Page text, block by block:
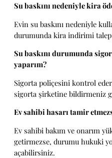
Su baskını nedeniyle kira
Evin su baskını nedeniyle
durumunda kira indirimi
Su baskını durumunda
yaparım?
Sigorta poliçesini kontrol
sigorta şirketine bildirmeniz
Ev sahibi hasarı tamir
Ev sahibi bakım ve onarım
getirmezse, durumu hukuki
açabilirsiniz.